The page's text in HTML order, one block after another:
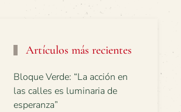
Artículos más recientes
Bloque Verde: “La acción en
las calles es luminaria de
esperanza”